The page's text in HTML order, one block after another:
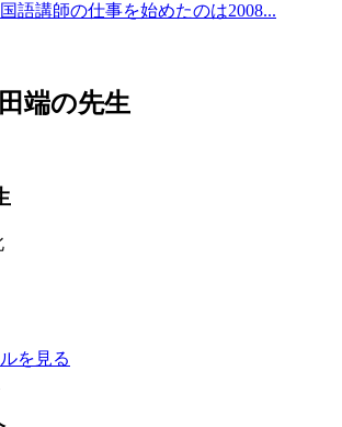
語講師の仕事を始めたのは2008...
端の先生
を見る